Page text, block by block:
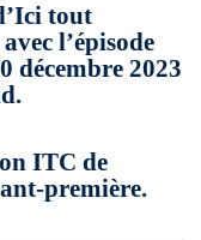
tout
l’épisode
décembre 2023
ITC de
première.